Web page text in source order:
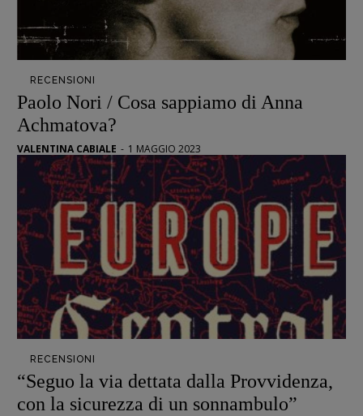
Libro & Film
Pulp for kids
Opera prima
DOSSIER
12 dicembre
Blade Runner 40
Editoria
Intelligenza Artificiale
Maestri sommersi
Pasolini 1922-2022
Psichedelia
Scienza
Stranimondi
Tornare a Ballard
Valerio Evangelisti
Vampirismi
Zong!
RECENSIONI
Paolo Nori / Cosa sappiamo di Anna
Achmatova?
VALENTINA CABIALE - 1 MAGGIO 2023
RECENSIONI
“Seguo la via dettata dalla Provvidenza,
con la sicurezza di un sonnambulo”